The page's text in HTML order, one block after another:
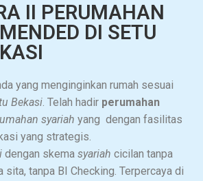
II PERUMAHAN
DI SETU
yang menginginkan rumah sesuai
Bekasi. Telah hadir perumahan
syariah yang dengan fasilitas
yang strategis.
dengan skema syariah cicilan tanpa
sita, tanpa BI Checking. Terpercaya di